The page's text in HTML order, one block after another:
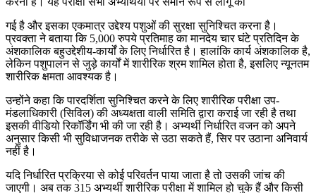
गई है और इसका एकमात्र उद्देश्य पशुओं की सुरक्षा सुनिश्चित करना है।
प्रवक्ता ने बताया कि 5,000 रुपये प्रतिमाह का मानदेय चार घंटे प्रतिदिन के
अंशकालिक बहुउद्देशीय-कार्यों के लिए निर्धारित है। हालांकि कार्य अंशकालिक है,
लेकिन पशुपालन से जुड़े कार्यों में शारीरिक श्रम शामिल होता है, इसलिए न्यूनतम
शारीरिक क्षमता आवश्यक है।
उन्होंने कहा कि पारदर्शिता सुनिश्चित करने के लिए शारीरिक परीक्षा उप-
मंडलाधिकारी (सिविल) की अध्यक्षता वाली समिति द्वारा कराई जा रही है तथा
इसकी वीडियो रिकॉर्डिंग भी की जा रही है। अभ्यर्थी निर्धारित वजन को अपने
अनुसार किसी भी सुविधाजनक तरीके से उठा सकते हैं, सिर पर उठाना अनिवार्य
नहीं है।
यदि निर्धारित प्रक्रिया से कोई परिवर्तन पाया जाता है तो उसकी जांच की
जाएगी। अब तक 315 अभ्यर्थी शारीरिक परीक्षा में शामिल हो चुके हैं और किसी